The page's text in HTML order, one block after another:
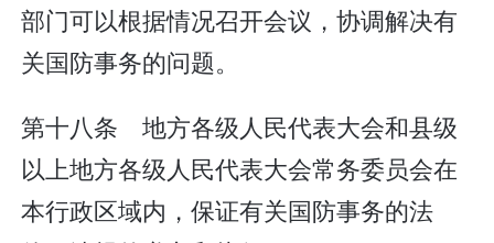
部门可以根据情况召开会议，协调解决有
关国防事务的问题。
第十八条 地方各级人民代表大会和县级
以上地方各级人民代表大会常务委员会在
本行政区域内，保证有关国防事务的法